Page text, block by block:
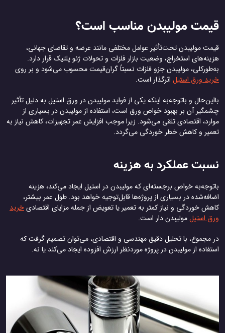
قیمت مولیبدن مناسب است؟
قیمت مولیبدن تحت‌تأثیر عوامل مختلفی مانند عرضه و تقاضای جهانی،
هزینه‌های استخراج، وضعیت بازار فلزات و تحولات ژئو پلتیک قرار دارد.
به‌طورکلی، مولیبدن جزو فلزات نسبتاً گران‌قیمت محسوب می‌شود و بر روی
خرید ورق استیل اثرگذار است.
بااین‌حال و باتوجه‌به اینکه یکی از فواید مولیبدن در ورق استیل به دلیل تأثیر
چشمگیر آن بر بهبود خواص ورق است، استفاده از مولیبدن در بسیاری از
موارد، اقتصادی تلقی می‌شود. زیرا موجب افزایش عمر تجهیزات، کاهش نیاز به
تعمیر و کاهش خطر خوردگی می‌گردد.
نسبت عملکرد به هزینه
باتوجه‌به خواص برجسته‌ای که مولیبدن در استیل ایجاد می‌کند، هزینه
اضافه‌شده در بسیاری از پروژه‌ها قابل‌توجیه خواهد بود. طول عمر بیشتر،
کاهش خوردگی و نیاز کمتر به تعمیر یا تعویض از جمله مزایای اقتصادیخرید
ورق استیل‌مولیبدن دار است.
در مجموع، با تحلیل دقیق مهندسی و اقتصادی، می‌توان تصمیم گرفت که
استفاده از مولیبدن در پروژه موردنظر ارزش افزوده ایجاد می‌کند یا نه.